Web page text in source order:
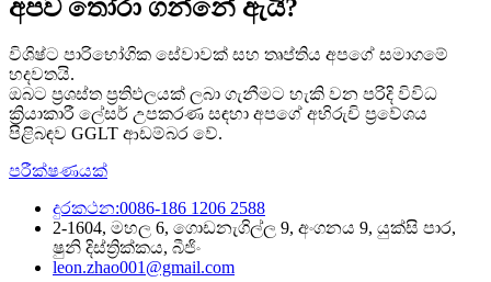
අපව තෝරා ගන්නේ ඇයි?
විශිෂ්ට පාරිභෝගික සේවාවක් සහ තෘප්තිය අපගේ සමාගමේ
හදවතයි.
ඔබට ප්‍රශස්ත ප්‍රතිඵලයක් ලබා ගැනීමට හැකි වන පරිදි විවිධ
ක්‍රියාකාරී ලේසර් උපකරණ සඳහා අපගේ අභිරුචි ප්‍රවේශය
පිළිබඳව GGLT ආඩම්බර වේ.
පරීක්ෂණයක්
දුරකථන:0086-186 1206 2588
2-1604, මහල 6, ගොඩනැගිල්ල 9, අංගනය 9, යුක්සි පාර,
ෂුනි දිස්ත්‍රික්කය, බීජිං
leon.zhao001@gmail.com